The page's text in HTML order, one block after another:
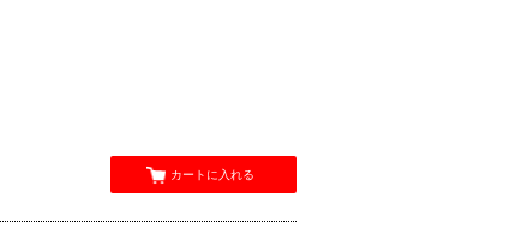
カートに入れる